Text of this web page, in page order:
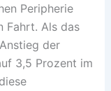
Peripherie
Fahrt. Als das
der
3,5 Prozent im